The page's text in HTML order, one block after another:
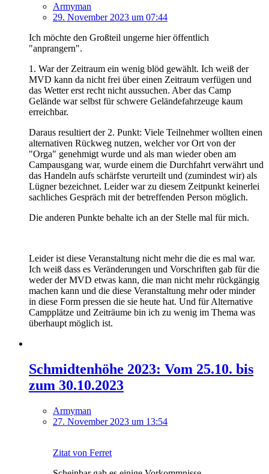
Armyman
29. November 2023 um 07:44
Ich möchte den Großteil ungerne hier öffentlich
"anprangern".
1. War der Zeitraum ein wenig blöd gewählt. Ich weiß der
MVD kann da nicht frei über einen Zeitraum verfügen und
das Wetter erst recht nicht aussuchen. Aber das Camp
Gelände war selbst für schwere Geländefahrzeuge kaum
erreichbar.
Daraus resultiert der 2. Punkt: Viele Teilnehmer wollten einen
alternativen Rückweg nutzen, welcher vor Ort von der
"Orga" genehmigt wurde und als man wieder oben am
Campausgang war, wurde einem die Durchfahrt verwährt und
das Handeln aufs schärfste verurteilt und (zumindest wir) als
Lügner bezeichnet. Leider war zu diesem Zeitpunkt keinerlei
sachliches Gespräch mit der betreffenden Person möglich.
Die anderen Punkte behalte ich an der Stelle mal für mich.
Leider ist diese Veranstaltung nicht mehr die die es mal war.
Ich weiß dass es Veränderungen und Vorschriften gab für die
weder der MVD etwas kann, die man nicht mehr rückgängig
machen kann und die diese Veranstaltung mehr oder minder
in diese Form pressen die sie heute hat. Und für Alternative
Campplätze und Zeiträume bin ich zu wenig im Thema was
überhaupt möglich ist.
Schmidtenhöhe 2023: Vom 25.10. bis
zum 30.10.2023
Armyman
27. November 2023 um 13:54
Zitat von Ferret